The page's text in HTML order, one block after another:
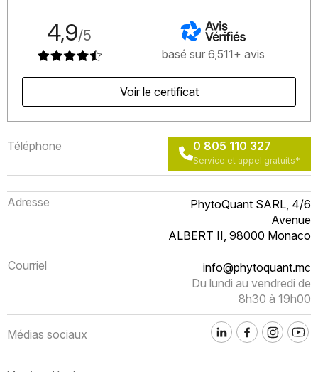
4,9/5
basé sur 6,511+ avis
Voir le certificat
Téléphone 0 805 110 327
Service et appel gratuits*
Adresse
PhytoQuant SARL, 4/6
Avenue
ALBERT II, 98000 Monaco
Courriel
info@phytoquant.mc
Du lundi au vendredi de
8h30 à 19h00
Médias sociaux